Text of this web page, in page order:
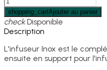
shopping_cartAjouter au panier
checkDisponible
Description
L'infuseur Inox est le
ensuite en support pour